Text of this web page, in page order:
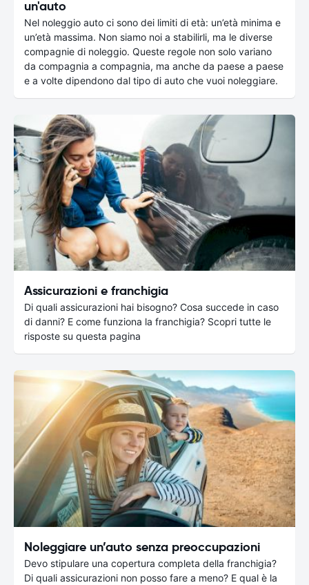
un'auto
Nel noleggio auto ci sono dei limiti di età: un’età minima e
un’età massima. Non siamo noi a stabilirli, ma le diverse
compagnie di noleggio. Queste regole non solo variano
da compagnia a compagnia, ma anche da paese a paese
e a volte dipendono dal tipo di auto che vuoi noleggiare.
Assicurazioni e franchigia
Di quali assicurazioni hai bisogno? Cosa succede in caso
di danni? E come funziona la franchigia? Scopri tutte le
risposte su questa pagina
Noleggiare un’auto senza preoccupazioni
Devo stipulare una copertura completa della franchigia?
Di quali assicurazioni non posso fare a meno? E qual è la